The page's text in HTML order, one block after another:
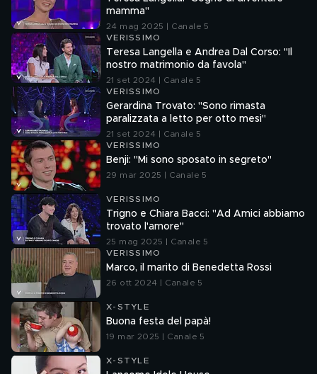
mamma"
24 mag 2025 | Canale 5
VERISSIMO
Teresa Langella e Andrea Dal Corso: "Il
nostro matrimonio da favola"
21 set 2024 | Canale 5
VERISSIMO
Gerardina Trovato: "Sono rimasta
paralizzata a letto per otto mesi"
21 set 2024 | Canale 5
VERISSIMO
Benji: "Mi sono sposato in segreto"
29 mar 2025 | Canale 5
VERISSIMO
Trigno e Chiara Bacci: "Ad Amici abbiamo
trovato l'amore"
25 mag 2025 | Canale 5
VERISSIMO
Marco, il marito di Benedetta Rossi
26 ott 2024 | Canale 5
X-STYLE
Buona festa del papà!
19 mar 2025 | Canale 5
X-STYLE